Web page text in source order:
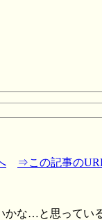
⇒この記事の
かな…と思ってい